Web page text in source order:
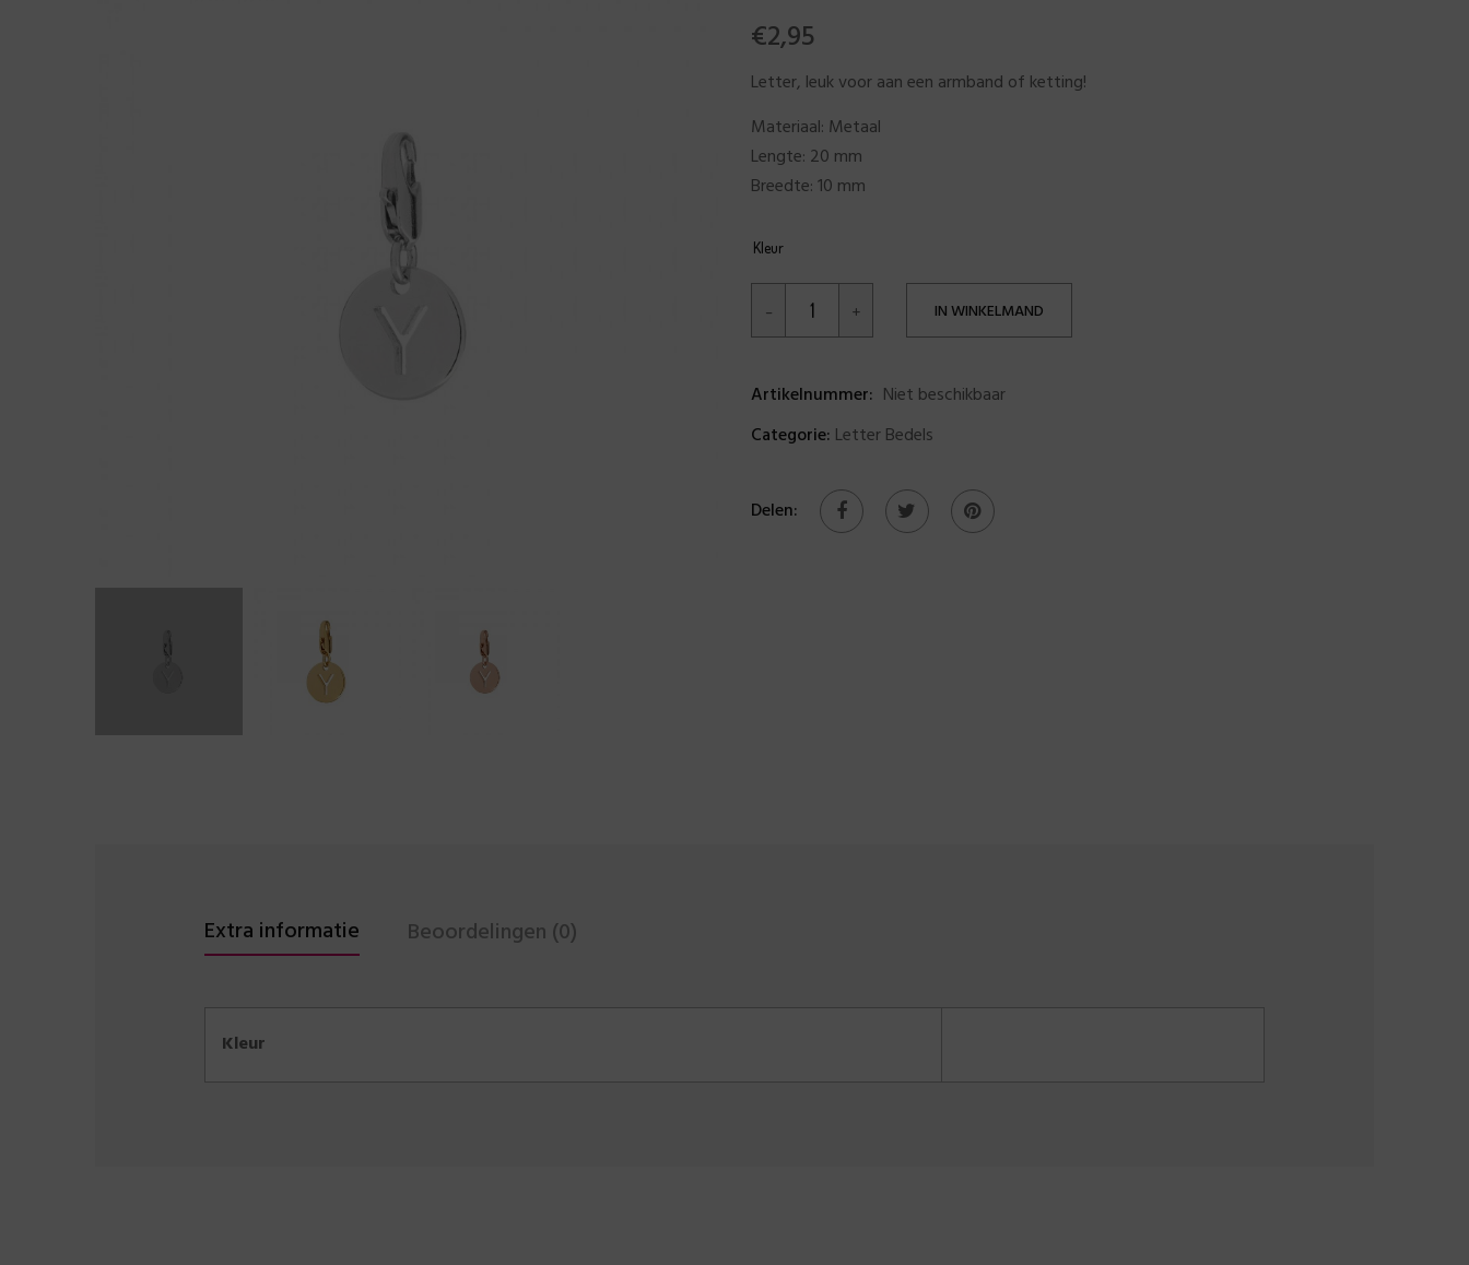
€2,95
Letter, leuk voor aan een armband of ketting!
Materiaal: Metaal
Lengte: 20 mm
Breedte: 10 mm
Kleur
IN WINKELMAND
Artikelnummer: Niet beschikbaar
Categorie: Letter Bedels
Delen:
Extra informatie Beoordelingen (0)
Kleur